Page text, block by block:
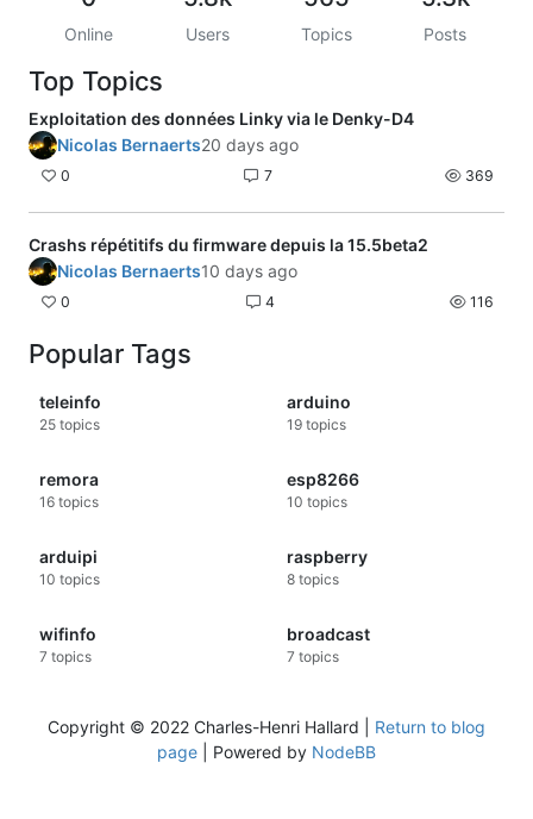
< 512KB
-2- je pense qu'il faut charger le
sketche mais aussi le répertoire DATA
qui contient
du js. Mais comment ? avec quelle
arborescence ?
Merci de votre aide.
PS : ca fait plaisir de dialogier en
francais sur le ESP8266
Online Users Topics Posts
Top Topics
Exploitation des données Linky via le Denky-D4
Nicolas Bernaerts20 days ago
0 7 369
Crashs répétitifs du firmware depuis la 15.5beta2
Nicolas Bernaerts10 days ago
0 4 116
Popular Tags
teleinfo
25 topics
arduino
19 topics
remora
16 topics
esp8266
10 topics
arduipi
10 topics
raspberry
8 topics
wifinfo
7 topics
broadcast
7 topics
Copyright © 2022 Charles-Henri Hallard | Return to blog
page | Powered by NodeBB